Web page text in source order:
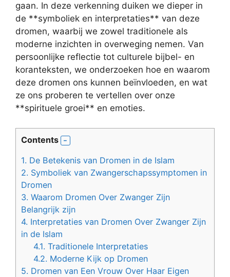
gaan. In deze verkenning duiken we dieper in
de **symboliek en interpretaties** van deze
dromen, waarbij we zowel traditionele als
moderne inzichten in overweging nemen. Van
persoonlijke reflectie tot culturele bijbel- en
koranteksten, we onderzoeken hoe en waarom
deze dromen ons kunnen beïnvloeden, en wat
ze ons proberen te vertellen over onze
**spirituele groei** en emoties.
Contents
1. De Betekenis van Dromen in de Islam
2. Symboliek van Zwangerschapssymptomen in
Dromen
3. Waarom Dromen Over Zwanger Zijn
Belangrijk zijn
4. Interpretaties van Dromen Over Zwanger Zijn
in de Islam
4.1. Traditionele Interpretaties
4.2. Moderne Kijk op Dromen
5. Dromen van Een Vrouw Over Haar Eigen